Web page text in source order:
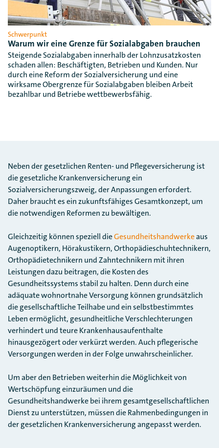
Schwerpunkt
Warum wir eine Grenze für Sozialabgaben brauchen
Steigende Sozialabgaben innerhalb der Lohnzusatzkosten
schaden allen: Beschäftigten, Betrieben und Kunden. Nur
durch eine Reform der Sozialversicherung und eine
wirksame Obergrenze für Sozialabgaben bleiben Arbeit
bezahlbar und Betriebe wettbewerbsfähig.
Neben der gesetzlichen Renten- und Pflegeversicherung ist
die gesetzliche Krankenversicherung ein
Sozialversicherungszweig, der Anpassungen erfordert.
Daher braucht es ein zukunftsfähiges Gesamtkonzept, um
die notwendigen Reformen zu bewältigen.
Gleichzeitig können speziell dieGesundheitshandwerkeaus
Augenoptikern, Hörakustikern, Orthopädieschuhtechnikern,
Orthopädietechnikern und Zahntechnikern mit ihren
Leistungen dazu beitragen, die Kosten des
Gesundheitssystems stabil zu halten. Denn durch eine
adäquate wohnortnahe Versorgung können grundsätzlich
die gesellschaftliche Teilhabe und ein selbstbestimmtes
Leben ermöglicht, gesundheitliche Verschlechterungen
verhindert und teure Krankenhausaufenthalte
hinausgezögert oder verkürzt werden. Auch pflegerische
Versorgungen werden in der Folge unwahrscheinlicher.
Um aber den Betrieben weiterhin die Möglichkeit von
Wertschöpfung einzuräumen und die
Gesundheitshandwerke bei ihrem gesamtgesellschaftlichen
Dienst zu unterstützen, müssen die Rahmenbedingungen in
der gesetzlichen Krankenversicherung angepasst werden.